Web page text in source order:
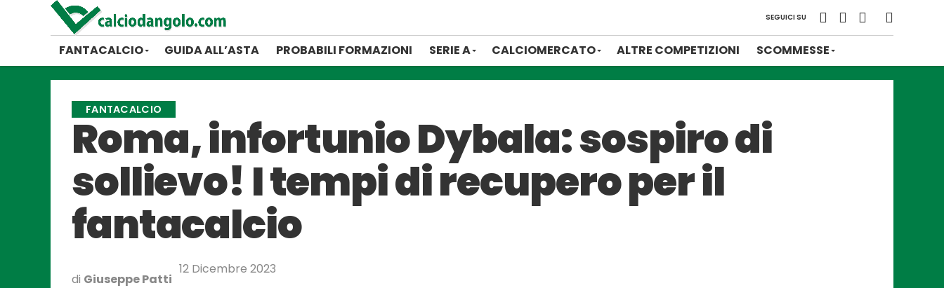
SEGUICI SU
FANTACALCIO GUIDA ALL’ASTA PROBABILI FORMAZIONI SERIE A CALCIOMERCATO ALTRE COMPETIZIONI SCOMMESSE
FANTACALCIO
Roma, infortunio Dybala: sospiro di
sollievo! I tempi di recupero per il
fantacalcio
di Giuseppe Patti
12 Dicembre 2023